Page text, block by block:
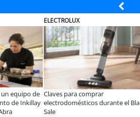
Claves para comprar
electrodomésticos durante el Black
Sale